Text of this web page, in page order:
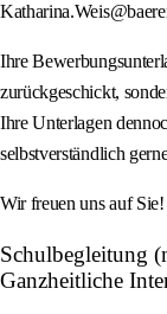
Ihre
zurückgeschickt,
Ihre Unterlagen
selbstverständlich
Wir freuen uns auf Sie!
Schulbegleitung
Ganzheitliche